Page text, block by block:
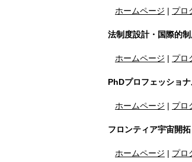
ホームページ | プロ
法制度設計・国際的
ホームページ | プロ
PhDプロフェッショ
ホームページ | プロ
フロンティア宇宙開
ホームページ | プロ